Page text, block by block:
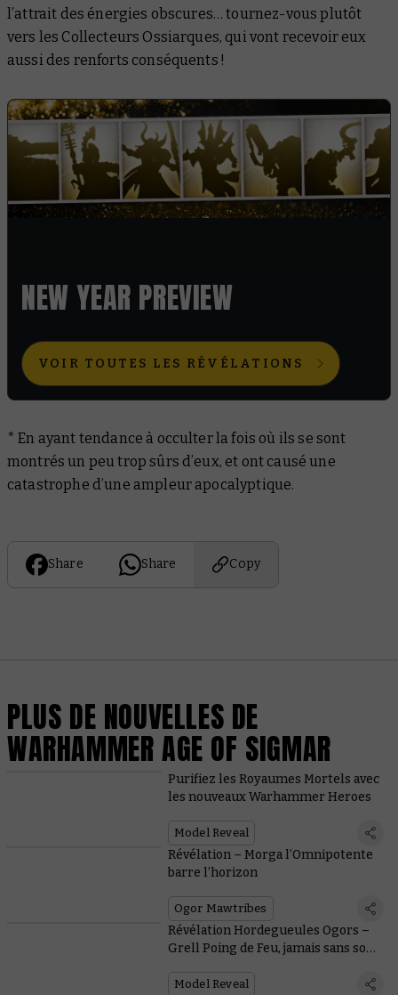
l’attrait des énergies obscures… tournez-vous plutôt
vers les Collecteurs Ossiarques, qui vont recevoir eux
aussi des renforts conséquents !
NEW YEAR PREVIEW
VOIR TOUTES LES RÉVÉLATIONS
* En ayant tendance à occulter la fois où ils se sont
montrés un peu trop sûrs d’eux, et ont causé une
catastrophe d’une ampleur apocalyptique.
Share Share Copy
PLUS DE NOUVELLES DE
WARHAMMER AGE OF SIGMAR
Purifiez les Royaumes Mortels avec
les nouveaux Warhammer Heroes
Model Reveal
Révélation – Morga l’Omnipotente
barre l’horizon
Ogor Mawtribes
Révélation Hordegueules Ogors –
Grell Poing de Feu, jamais sans son
Model Reveal